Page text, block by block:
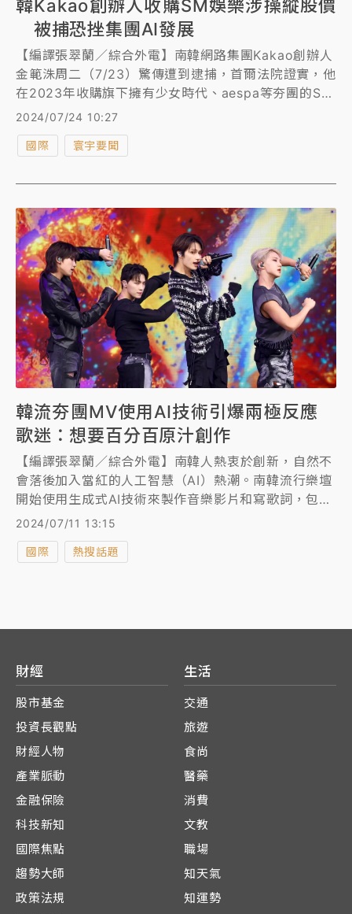
韓Kakao創辦人收購SM娛樂涉操縱股價
被捕恐挫集團AI發展
【編譯張翠蘭／綜合外電】南韓網路集團Kakao創辦人
金範洙周二（7/23）驚傳遭到逮捕，首爾法院證實，他
在2023年收購旗下擁有少女時代、aespa等夯團的SM
娛樂公司（SM Entertainment）時，涉嫌操縱股價。
（AI）為基礎的創新，帶來困難。
2024/07/24 10:27
國際 寰宇要聞
韓流夯團MV使用AI技術引爆兩極反應
歌迷：想要百分百原汁創作
【編譯張翠蘭／綜合外電】南韓人熱衷於創新，自然不
會落後加入當紅的人工智慧（AI）熱潮。南韓流行樂壇
開始使用生成式AI技術來製作音樂影片和寫歌詞，包括
人氣男團SEVENTEEN和女團aespa，然而此舉卻引發
歌迷反應兩極化，有人大表支持，但也有播客直指韓流
令人驚嘆的製作和剪輯因此失色，更擔心原創作品被盜
2024/07/11 13:15
國際 熱搜話題
財經
股市基金
投資長觀點
財經人物
產業脈動
金融保險
科技新知
國際焦點
趨勢大師
政策法規
生活
交通
旅遊
食尚
醫藥
消費
文教
職場
知天氣
知運勢